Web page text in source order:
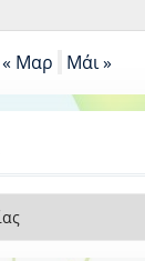
« Μαρ Μάι »